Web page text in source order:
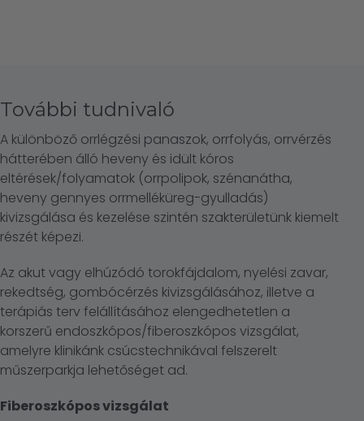
További tudnivaló
A különböző orrlégzési panaszok, orrfolyás, orrvérzés
hátterében álló heveny és idült kóros
eltérések/folyamatok (orrpolipok, szénanátha,
heveny gennyes orrmelléküreg-gyulladás)
kivizsgálása és kezelése szintén szakterületünk kiemelt
részét képezi.
Az akut vagy elhúzódó torokfájdalom, nyelési zavar,
rekedtség, gombócérzés kivizsgálásához, illetve a
terápiás terv felállításához elengedhetetlen a
korszerű endoszkópos/fiberoszkópos vizsgálat,
amelyre klinikánk csúcstechnikával felszerelt
műszerparkja lehetőséget ad.
Fiberoszkópos vizsgálat